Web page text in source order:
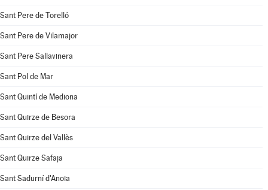
Sant Pere de Torelló
Sant Pere de Vilamajor
Sant Pere Sallavinera
Sant Pol de Mar
Sant Quintí de Mediona
Sant Quirze de Besora
Sant Quirze del Vallès
Sant Quirze Safaja
Sant Sadurní d'Anoia